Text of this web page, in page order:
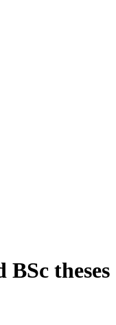
BSc theses